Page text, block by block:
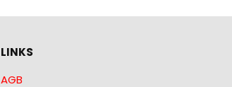
LINKS
AGB